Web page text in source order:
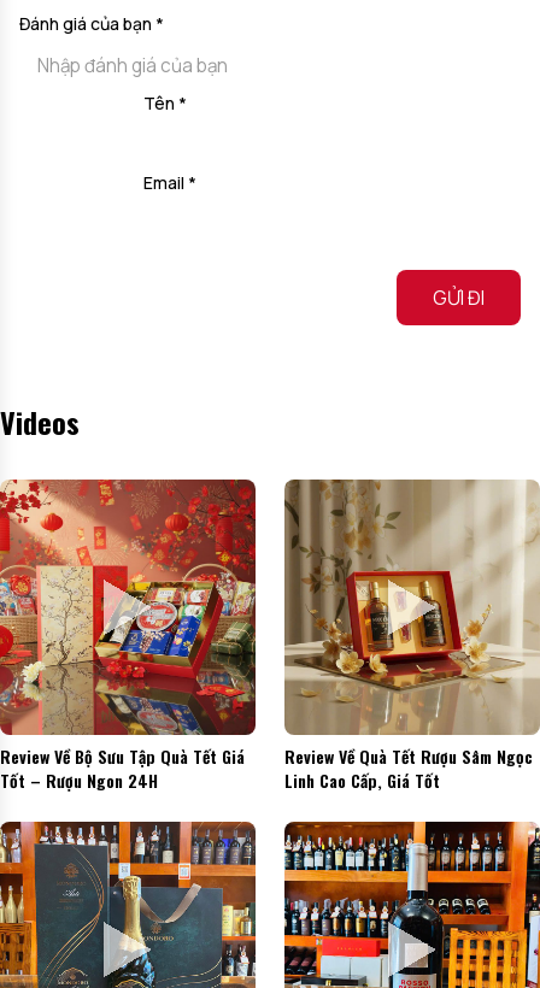
Đánh giá của bạn *
Tên *
Email *
Videos
Review Về Bộ Sưu Tập Quà Tết Giá
Tốt – Rượu Ngon 24H
Review Về Quà Tết Rượu Sâm Ngọc
Linh Cao Cấp, Giá Tốt